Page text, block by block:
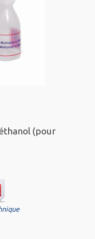
(pour